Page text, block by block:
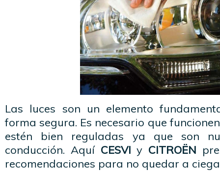
Las luces son un elemento
forma segura. Es necesario que
estén bien reguladas ya que son
conducción. AquíCESVI y CITROËN
recomendaciones para no quedar a